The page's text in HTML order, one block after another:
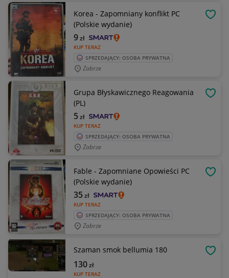
Korea - Zapomniany konflikt PC
(Polskie wydanie)
KUP TERAZ
9zł
SPRZEDAJĄCY: OSOBA PRYWATNA
Zabrze
Grupa Błyskawicznego Reagowania
(PL)
KUP TERAZ
5zł
SPRZEDAJĄCY: OSOBA PRYWATNA
Zabrze
Fable - Zapomniane Opowieści PC
(Polskie wydanie)
KUP TERAZ
35zł
SPRZEDAJĄCY: OSOBA PRYWATNA
Zabrze
Szaman smok bellumia 180
KUP TERAZ
130zł